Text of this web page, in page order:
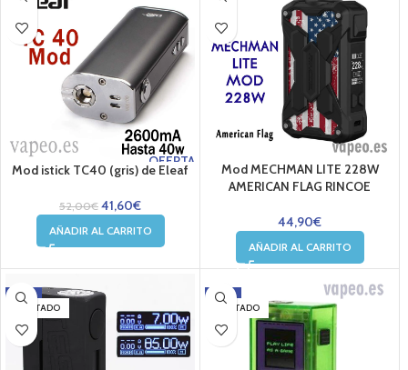
OFERTA
Mod istick TC40 (gris) de Eleaf
52,00€ 41,60€
AÑADIR AL CARRITO
Mod MECHMAN LITE 228W
AMERICAN FLAG RINCOE
44,90€
AÑADIR AL CARRITO
-10%
AGOTADO
-13%
AGOTADO